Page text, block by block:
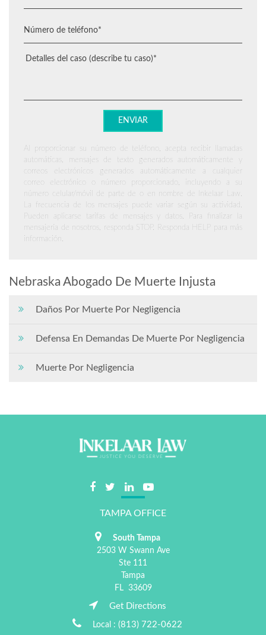
Al proporcionar su número de teléfono, acepta recibir llamadas
automáticas, mensajes de texto generados automáticamente y
correos electrónicos generados automáticamente a cualquier
correo electrónico o número proporcionado, incluyendo a su
número celular/móvil de parte de o en nombre de Inkelaar Law.
La frecuencia de los mensajes puede variar según su actividad.
Pueden aplicarse tarifas de mensajes y datos. Para finalizar la
mensajería de nosotros, responda STOP. Responda HELP para más
información.
Nebraska Abogado De Muerte Injusta
Daños Por Muerte Por Negligencia
Defensa En Demandas De Muerte Por Negligencia
Muerte Por Negligencia
TAMPA OFFICE
South Tampa
2503 W Swann Ave
Ste 111
Tampa
FL
33609
Get Directions
Local : (813) 722-0622